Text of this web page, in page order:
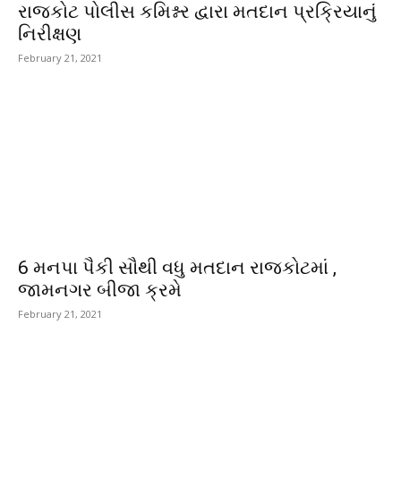
રાજકોટ પોલીસ કમિશ્નર દ્વારા મતદાન પ્રક્રિયાનું
નિરીક્ષણ
February 21, 2021
6 મનપા પૈકી સૌથી વધુ મતદાન રાજકોટમાં ,
જામનગર બીજા ક્રમે
February 21, 2021